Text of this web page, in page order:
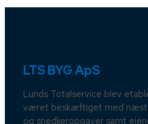
LTS BYG ApS
Lunds Totalservice blev
været beskæftiget med
og snedkeropgaver samt